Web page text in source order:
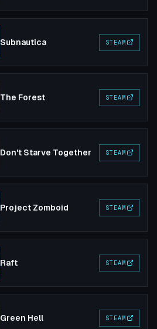
Subnautica STEAM
The Forest STEAM
Don't Starve Together STEAM
Project Zomboid STEAM
Raft STEAM
Green Hell STEAM